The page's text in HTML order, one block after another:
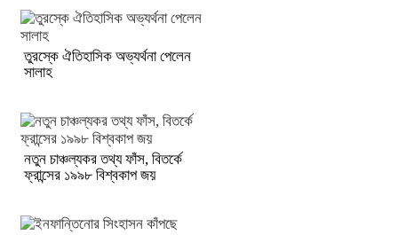
তুরস্কে ঐতিহাসিক অভ্যর্থনা পেলেন
সালাহ
নতুন চাঞ্চল্যকর তথ্য ফাঁস, বিতর্কে
ফ্রান্সের ১৯৯৮ বিশ্বকাপ জয়